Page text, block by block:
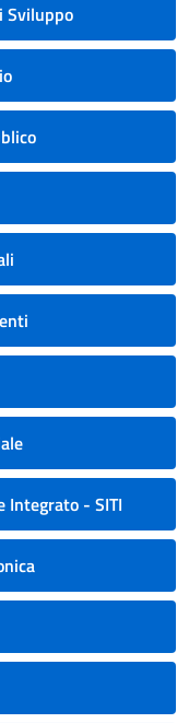
Sviluppo
Integrato - SITI